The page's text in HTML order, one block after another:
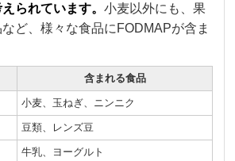
られています。小麦以外にも、果
ど、様々な食品にFODMAPが含ま
含まれる食品
小麦、玉ねぎ、ニンニク
豆類、レンズ豆
牛乳、ヨーグルト